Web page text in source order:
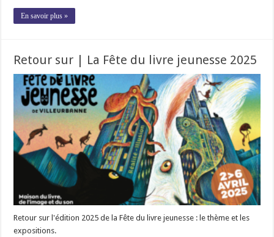
En savoir plus »
Retour sur | La Fête du livre jeunesse 2025
Retour sur l'édition 2025 de la Fête du livre jeunesse : le thème et les
expositions.